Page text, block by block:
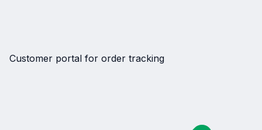
Customer portal for order tracking